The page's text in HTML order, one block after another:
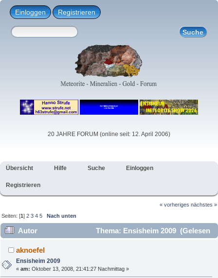
Einloggen Registrieren
20 JAHRE FORUM (online seit: 12. April 2006)
Übersicht Hilfe Suche Einloggen
Registrieren
« vorheriges nächstes »
Seiten: [1]2 3 4 5 Nach unten
Autor
Thema: Ensisheim 2009 (Gelesen
29950 mal)
aknoefel
Ensisheim 2009
«am: Oktober 13, 2008, 21:41:27 Nachmittag »